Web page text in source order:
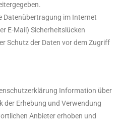
Datenübertragung im Internet
E-Mail) Sicherheitslücken
Schutz der Daten vor dem Zugriff
Information über
der Erhebung und Verwendung
Anbieter erhoben und